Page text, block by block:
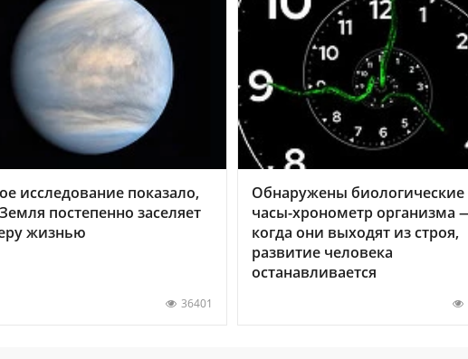
исследование показало,
постепенно заселяет
жизнью
36401
Обнаружены биологические
часы-хронометр организма
когда они выходят из строя,
развитие человека
останавливается